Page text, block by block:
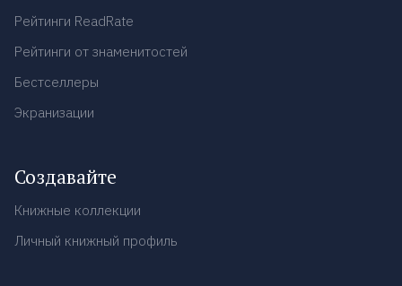
Рейтинги ReadRate
Рейтинги от знаменитостей
Бестселлеры
Экранизации
Создавайте
Книжные коллекции
Личный книжный профиль